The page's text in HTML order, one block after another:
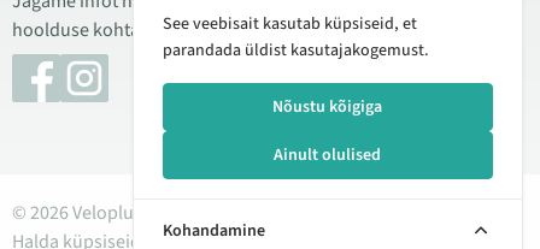
hoolduse kohta. Mõnikord teeme ka tooteülevaateid.
© 2026 Veloplus OÜ. Kõik õigused kaitstud
Halda küpsiseid
See veebisait kasutab küpsiseid, et
parandada üldist kasutajakogemust.
Nõustu kõigiga
Ainult olulised
Kohandamine